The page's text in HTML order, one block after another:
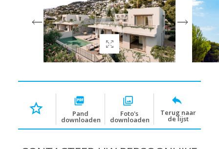
Pand
downloaden
Foto's
downloaden
Terug naar
de lijst